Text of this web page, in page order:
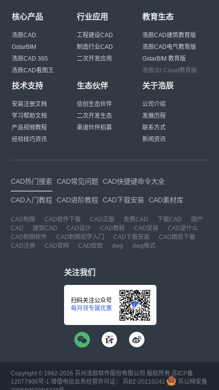
核心产品
浩辰CAD
GstarBIM
浩辰CAD 365
浩辰CAD看图王
行业应用
工程建设CAD
制造行业CAD
二次开发应用
教育生态
浩辰CAD建筑教育版
浩辰CAD电气教育版
GstarBIM 教育版
浩辰3D Cloud教育版
技术支持
安装注册文档
学习帮助文档
产品视频教程
经验技巧资讯
生态伙伴
信创生态伙伴
二次开发生态
渠道伙伴招募
关于浩辰
公司介绍
发展历程
联系方式
新闻资讯
CAD热门搜索 CAD常见问题 CAD快捷键命令大全
CAD入门教程 CAD进阶教程 CAD下载安装 CAD素材库
CAD制图 CAD软件下载 CAD正版 免费CAD 下载CAD
国产
CAD
建筑CAD CAD设计 CAD教程 CAD安装
CAD是什么
CAD制图软件
CAD制图初学入门 CAD下载安装
CAD图纸下载
CAD注册
CAD官网 CAD绘图 dwg dwg格式
关注我们
扫码关注公众号
每月领专属优惠
Copyright © 1992-2026 苏州浩辰软件股份有限公司 版权所有 苏ICP备
12077906号-1 增值电信业务经营许可证： 苏B2-20210241
苏公网安备